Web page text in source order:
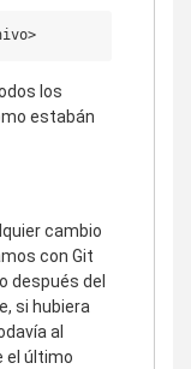
los
estabán
cambio
con Git
después del
si hubiera
al
el último